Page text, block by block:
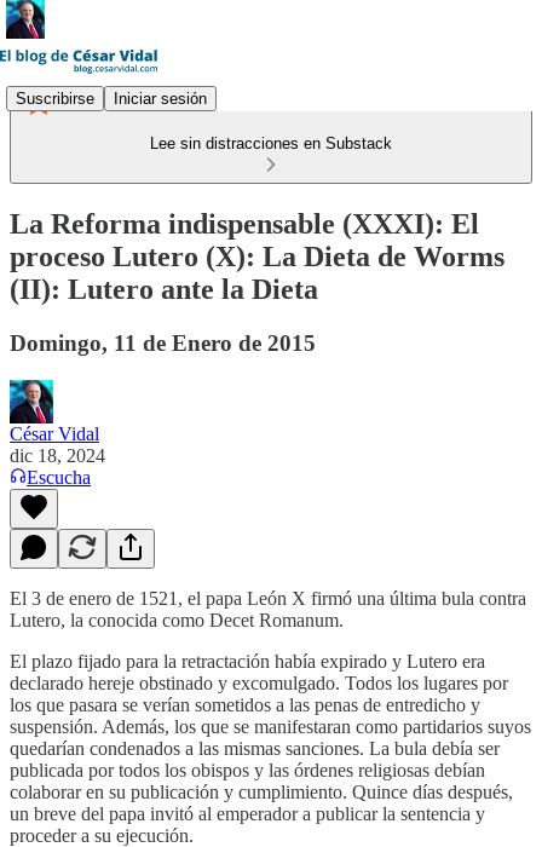
Suscribirse Iniciar sesión
Lee sin distracciones en Substack
La Reforma indispensable (XXXI): El
proceso Lutero (X): La Dieta de Worms
(II): Lutero ante la Dieta
Domingo, 11 de Enero de 2015
César Vidal
dic 18, 2024
Escucha
El 3 de enero de 1521, el papa León X firmó una última bula contra
Lutero, la conocida como Decet Romanum.
​El plazo fijado para la retractación había expirado y Lutero era
declarado hereje obstinado y excomulgado. Todos los lugares por
los que pasara se verían sometidos a las penas de entredicho y
suspensión. Además, los que se manifestaran como partidarios suyos
quedarían condenados a las mismas sanciones. La bula debía ser
publicada por todos los obispos y las órdenes religiosas debían
colaborar en su publicación y cumplimiento. Quince días después,
un breve del papa invitó al emperador a publicar la sentencia y
proceder a su ejecución.